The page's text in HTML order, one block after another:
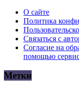
О сайте
Политика
Связаться с
Согласие на
помощью
Метки